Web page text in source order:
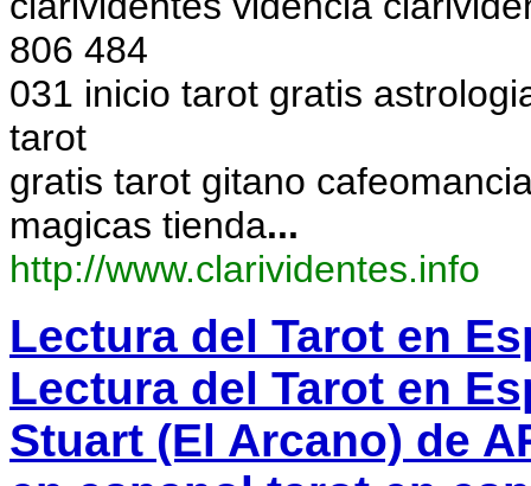
806 484
031 inicio tarot gratis
tarot
gratis tarot gitano
magicas tienda...
http://www.clarividentes.info
Lectura del Tarot en
Lectura del Tarot en
Stuart (El Arcano) de